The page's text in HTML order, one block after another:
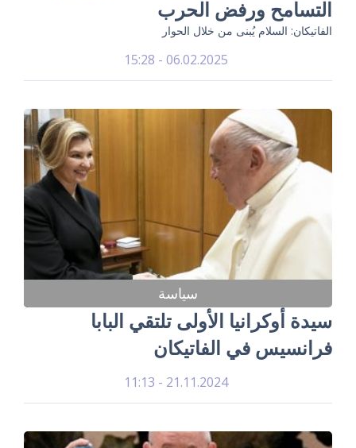
التسامح ورفض الحرب
الفاتيكان: السلام يُبنى من خلال الحوار
06.02.2025 - 15:28
سياسة
سيدة أوكرانيا الأولى تلتقي البابا
فرانسيس في الفاتيكان
21.11.2024 - 11:13